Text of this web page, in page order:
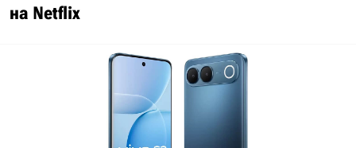
на Netflix